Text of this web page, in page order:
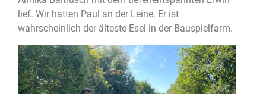
lief. Wir hatten Paul an der Leine. Er ist
wahrscheinlich der älteste Esel in der Bauspielfarm.